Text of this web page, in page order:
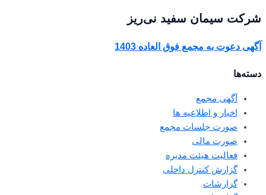
شرکت سیمان سفید نی‌ریز
آگهی دعوت به مجمع فوق العاده 1403
دسته‌ها
آگهی مجمع
اخبار و اطلاعیه ها
صورت جلسات مجمع
صورت مالی
فعالیت هیئت مدیره
گزارش کنترل داخلی
گزارشات